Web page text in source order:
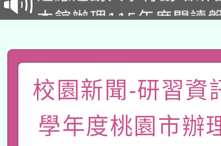
招)
本館辦理115年度閱讀
礎課程
A3數位素養講師名單
「數位內容與教學軟體
pilot」
薪期間赴陸應申請許可
轉知經濟部水利署委託
校園新聞-研習資
學年度桃園市辦